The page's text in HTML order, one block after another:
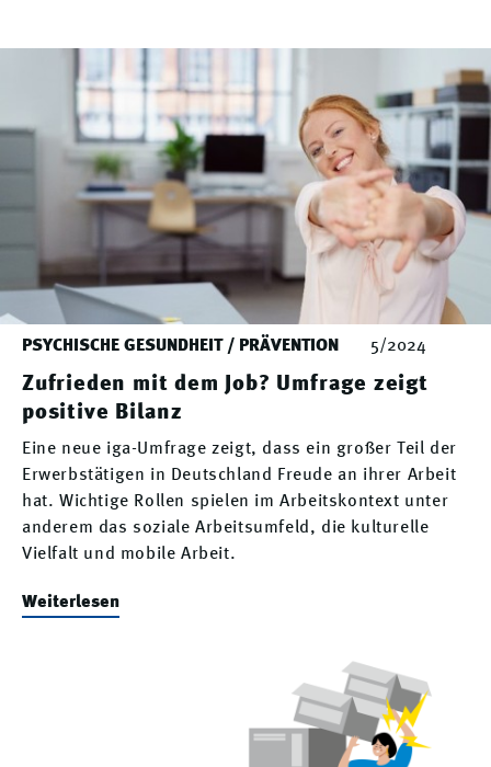
PSYCHISCHE GESUNDHEIT / PRÄVENTION 5/2024
Zufrieden mit dem Job? Umfrage zeigt
positive Bilanz
Eine neue iga-Umfrage zeigt, dass ein großer Teil der
Erwerbstätigen in Deutschland Freude an ihrer Arbeit
hat. Wichtige Rollen spielen im Arbeitskontext unter
anderem das soziale Arbeitsumfeld, die kulturelle
Vielfalt und mobile Arbeit.
Weiterlesen